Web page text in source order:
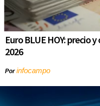
Euro BLUE HOY: precio
2026
Porinfocampo